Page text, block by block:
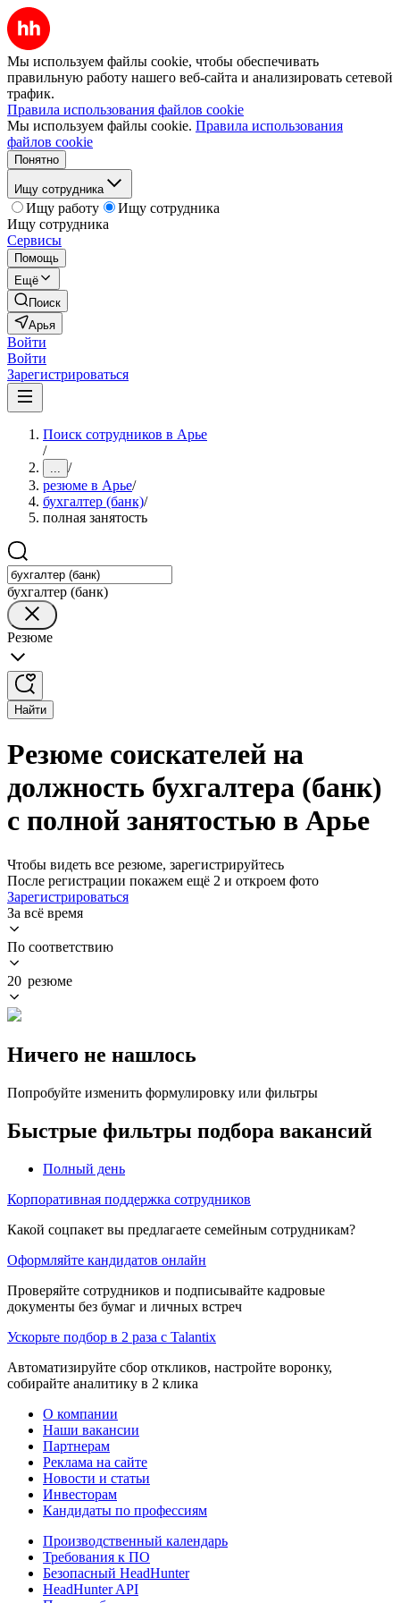
Мы используем файлы cookie, чтобы обеспечивать
правильную работу нашего веб-сайта и анализировать сетевой
трафик.
Правила использования файлов cookie
Мы используем файлы cookie. Правила использования
файлов cookie
Понятно
Ищу сотрудника
Ищу работу
Ищу сотрудника
Ищу сотрудника
Сервисы
Помощь
Ещё
Поиск
Арья
Войти
Войти
Зарегистрироваться
Поиск сотрудников в Арье
/
... /
резюме в Арье/
бухгалтер (банк)/
полная занятость
бухгалтер (банк)
Резюме
Найти
Резюме соискателей на
должность бухгалтера (банк)
с полной занятостью в Арье
Чтобы видеть все резюме, зарегистрируйтесь
После регистрации покажем ещё 2 и откроем фото
Зарегистрироваться
За всё время
По соответствию
20 резюме
Ничего не нашлось
Попробуйте изменить формулировку или фильтры
Быстрые фильтры подбора вакансий
Полный день
Корпоративная поддержка сотрудников
Какой соцпакет вы предлагаете семейным сотрудникам?
Оформляйте кандидатов онлайн
Проверяйте сотрудников и подписывайте кадровые
документы без бумаг и личных встреч
Ускорьте подбор в 2 раза с Talantix
Автоматизируйте сбор откликов, настройте воронку,
собирайте аналитику в 2 клика
О компании
Наши вакансии
Партнерам
Реклама на сайте
Новости и статьи
Инвесторам
Кандидаты по профессиям
Производственный календарь
Требования к ПО
Безопасный HeadHunter
HeadHunter API